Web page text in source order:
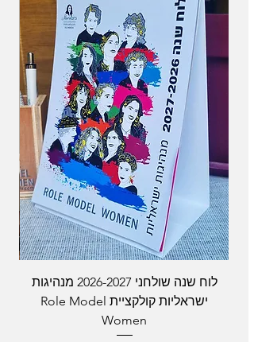
לוח שנה שולחני 2026-2027 מנהיגות
ישראליות קולקציית Role Model
Women